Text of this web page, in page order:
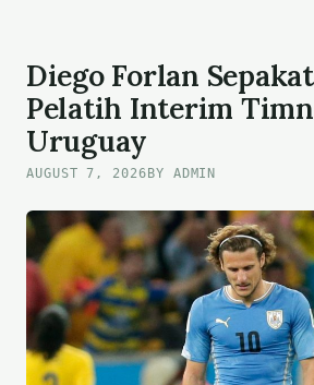
Diego Forlan
Pelatih Interim
Uruguay
AUGUST 7, 2026 BY ADMIN